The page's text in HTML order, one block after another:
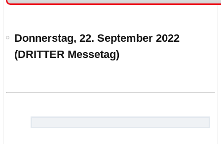
Donnerstag, 22. September 2022
(DRITTER Messetag)